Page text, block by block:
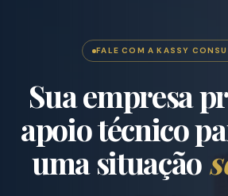
FALE COM A KASSY
Sua empresa
apoio técnico
uma situação